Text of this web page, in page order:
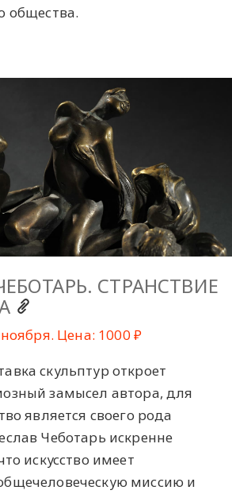
общества.
СТРАНСТВИЕ
Цена: 1000 ₽
скульптур откроет
замысел автора, для
является своего рода
Чеботарь искренне
искусство имеет
миссию и